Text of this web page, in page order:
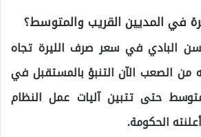
في المديين القريب والمتوسط؟
البادي في سعر صرف الليرة تجاه
من الصعب الآن التنبؤ بالمستقبل في
حتى تتبين آليات عمل النظام
الحكومة.